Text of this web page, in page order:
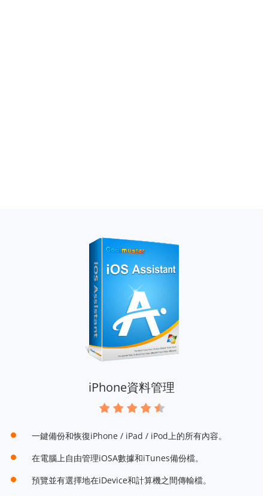
iPhone資料管理
一鍵備份和恢復iPhone / iPad / iPod上的所有內容。
在電腦上自由管理iOSA數據和iTunes備份檔。
預覽並有選擇地在iDevice和計算機之間傳輸檔。